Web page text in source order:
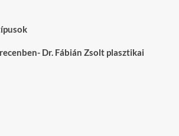
Dr. Fábián Zsolt plasztikai